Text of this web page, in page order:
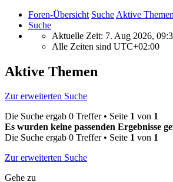
Foren-Übersicht Suche Aktive Themen
Suche
Aktuelle Zeit: 7. Aug 2026,
Alle Zeiten sind UTC+02:00
Aktive Themen
Zur erweiterten Suche
Die Suche ergab 0 Treffer • Seite 1 von 1
Es wurden keine passenden Ergebnisse
Die Suche ergab 0 Treffer • Seite 1 von 1
Zur erweiterten Suche
Gehe zu